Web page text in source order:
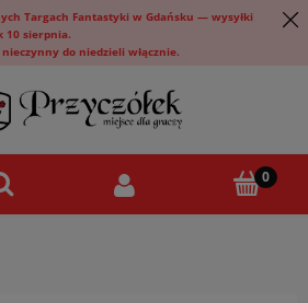
Targach Fantastyki w Gdańsku — wysyłki
10 sierpnia.
do niedzieli włącznie.